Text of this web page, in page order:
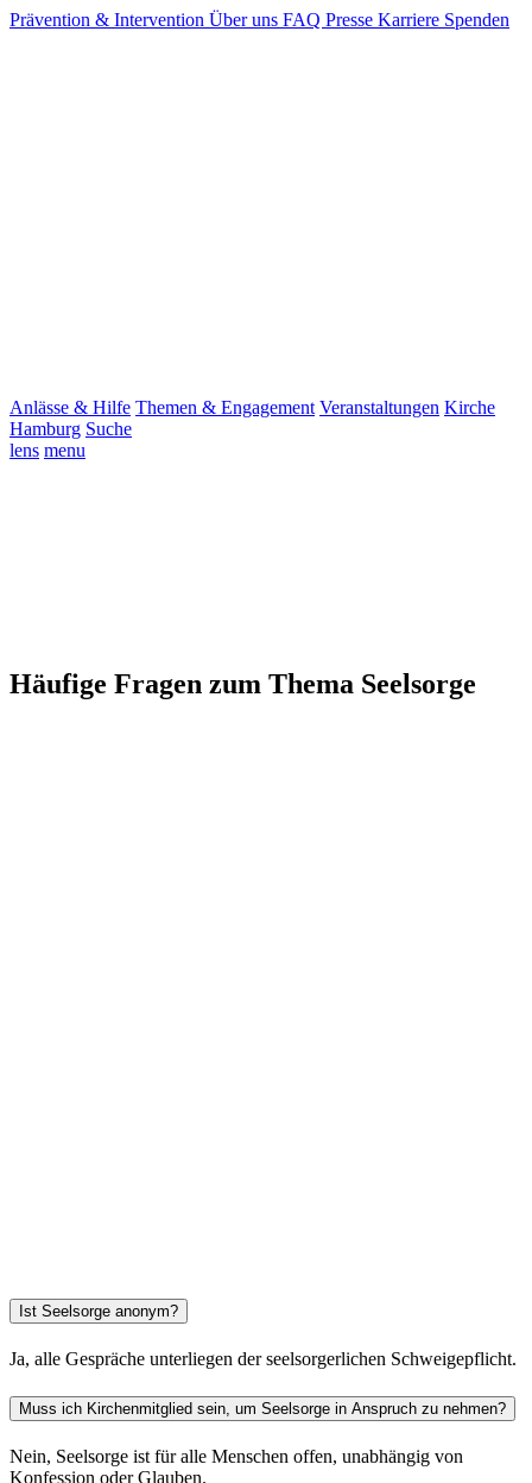
Prävention & Intervention Über uns FAQ Presse Karriere Spenden
Anlässe & Hilfe Themen & Engagement Veranstaltungen Kirche
Hamburg Suche
lens menu
Häufige Fragen zum Thema Seelsorge
Ist Seelsorge anonym?
Ja, alle Gespräche unterliegen der seelsorgerlichen Schweigepflicht.
Muss ich Kirchenmitglied sein, um Seelsorge in Anspruch zu nehmen?
Nein, Seelsorge ist für alle Menschen offen, unabhängig von
Konfession oder Glauben.